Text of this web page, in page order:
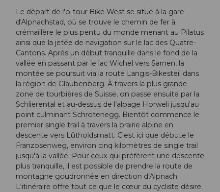
Le départ de l'o-tour Bike West se situe à la gare
d'Alpnachstad, où se trouve le chemin de fer à
crémaillère le plus pentu du monde menant au Pilatus
ainsi que la jetée de navigation sur le lac des Quatre-
Cantons. Après un début tranquille dans le fond de la
vallée en passant par le lac Wichel vers Sarnen, la
montée se poursuit via la route Langis-Bikesteil dans
la région de Glaubenberg. À travers la plus grande
zone de tourbières de Suisse, on passe ensuite par la
Schlierental et au-dessus de l'alpage Horweli jusqu'au
point culminant Schrotenegg. Bientôt commence le
premier single trail à travers la prairie alpine en
descente vers Lütholdsmatt. C'est ici que débute le
Franzosenweg, environ cinq kilomètres de single trail
jusqu'à la vallée. Pour ceux qui préfèrent une descente
plus tranquille, il est possible de prendre la route de
montagne goudronnée en direction d'Alpnach.
L'itinéraire offre tout ce que le cœur du cycliste désire.